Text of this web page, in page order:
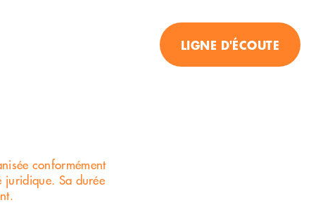
conformément
juridique. Sa durée
LIGNE D'ÉCOUTE